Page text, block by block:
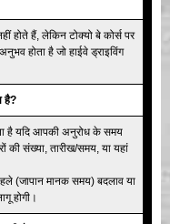
होते हैं, लेकिन टोक्यो बे कोर्स पर
होता है जो हाईवे ड्राइविंग
है?
है यदि आपकी अनुरोध के समय
की संख्या, तारीख/समय, या यहां
(जापान मानक समय) बदलाव या
होगी।